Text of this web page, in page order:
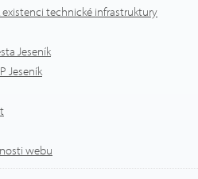
technické infrastruktury
Jeseník
Jeseník
webu